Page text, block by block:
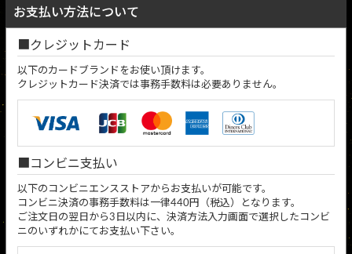
お支払い方法について
クレジットカード
以下のカードブランドをお使い頂けます。
クレジットカード決済では事務手数料は必要ありません。
コンビニ支払い
以下のコンビニエンスストアからお支払いが可能です。
コンビニ決済の事務手数料は一律440円（税込）となります。
ご注文日の翌日から3日以内に、決済方法入力画面で選択したコンビ
ニのいずれかにてお支払い下さい。